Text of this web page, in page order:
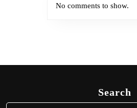
No comments to show.
Search